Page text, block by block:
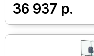
36 937 р.